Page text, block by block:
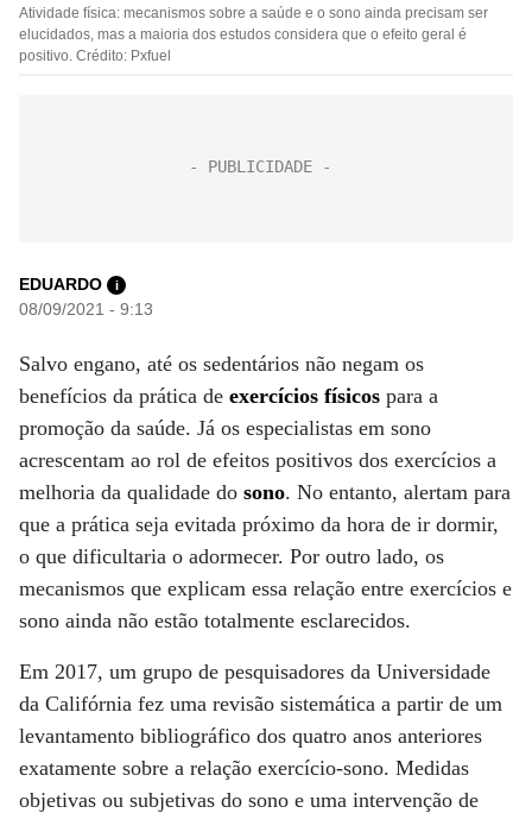
Atividade física: mecanismos sobre a saúde e o sono ainda precisam ser
elucidados, mas a maioria dos estudos considera que o efeito geral é
positivo. Crédito: Pxfuel
EDUARDO i
08/09/2021 - 9:13
Salvo engano, até os sedentários não negam os
benefícios da prática de exercícios físicos para a
promoção da saúde. Já os especialistas em sono
acrescentam ao rol de efeitos positivos dos exercícios a
melhoria da qualidade do sono. No entanto, alertam para
que a prática seja evitada próximo da hora de ir dormir,
o que dificultaria o adormecer. Por outro lado, os
mecanismos que explicam essa relação entre exercícios e
sono ainda não estão totalmente esclarecidos.
Em 2017, um grupo de pesquisadores da Universidade
da Califórnia fez uma revisão sistemática a partir de um
levantamento bibliográfico dos quatro anos anteriores
exatamente sobre a relação exercício-sono. Medidas
objetivas ou subjetivas do sono e uma intervenção de